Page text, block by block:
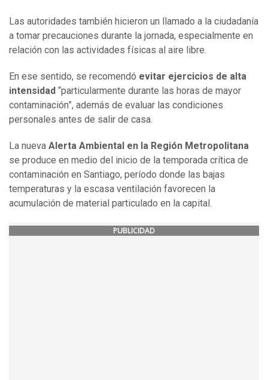
Las autoridades también hicieron un llamado a la ciudadanía
a tomar precauciones durante la jornada, especialmente en
relación con las actividades físicas al aire libre.
En ese sentido, se recomendó evitar ejercicios de alta
intensidad “particularmente durante las horas de mayor
contaminación”, además de evaluar las condiciones
personales antes de salir de casa.
La nueva Alerta Ambiental en la Región Metropolitana
se produce en medio del inicio de la temporada crítica de
contaminación en Santiago, período donde las bajas
temperaturas y la escasa ventilación favorecen la
acumulación de material particulado en la capital.
PUBLICIDAD